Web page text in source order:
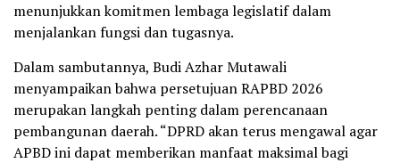
menunjukkan komitmen lembaga legislatif dalam
menjalankan fungsi dan tugasnya.
‎Dalam sambutannya, Budi Azhar Mutawali
menyampaikan bahwa persetujuan RAPBD 2026
merupakan langkah penting dalam perencanaan
pembangunan daerah. “DPRD akan terus mengawal agar
APBD ini dapat memberikan manfaat maksimal bagi